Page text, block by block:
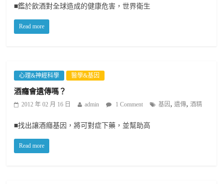
■鑑於飲酒對全球造成的健康危害，世界衛生
Read more
心理&神經科學 醫學&基因
酒癮會遺傳嗎？
2012 年 02 月 16 日 admin 1 Comment 基因 ,遺傳,酒精
■找出讓酒癮基因，將可對症下藥，並幫助高
Read more